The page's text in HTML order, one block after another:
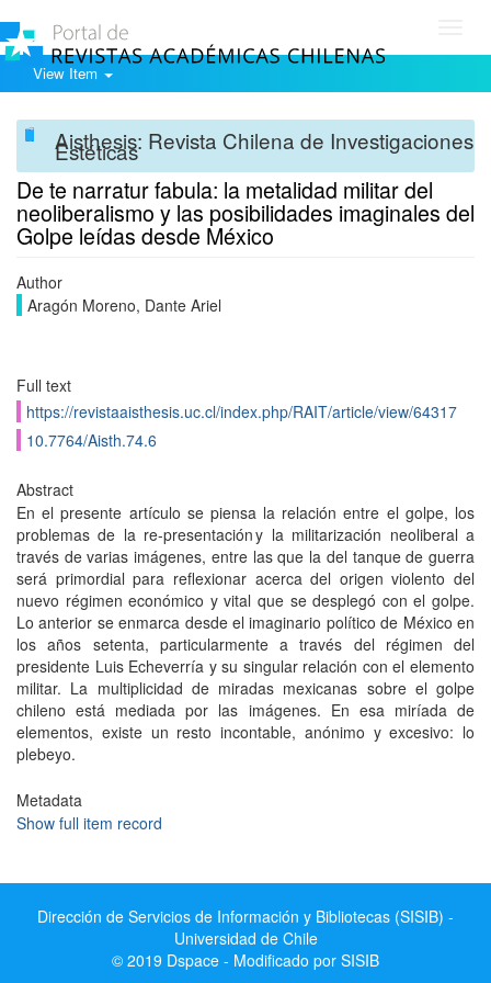
View Item
Aisthesis: Revista Chilena de Investigaciones
Estéticas
De te narratur fabula: la metalidad militar del
neoliberalismo y las posibilidades imaginales del
Golpe leídas desde México
Author
Aragón Moreno, Dante Ariel
Full text
https://revistaaisthesis.uc.cl/index.php/RAIT/article/view/64317
10.7764/Aisth.74.6
Abstract
En el presente artículo se piensa la relación entre el golpe, los
problemas de la re-presentación y la militarización neoliberal a
través de varias imágenes, entre las que la del tanque de guerra
será primordial para reflexionar acerca del origen violento del
nuevo régimen económico y vital que se desplegó con el golpe.
Lo anterior se enmarca desde el imaginario político de México en
los años setenta, particularmente a través del régimen del
presidente Luis Echeverría y su singular relación con el elemento
militar. La multiplicidad de miradas mexicanas sobre el golpe
chileno está mediada por las imágenes. En esa miríada de
elementos, existe un resto incontable, anónimo y excesivo: lo
plebeyo.
Metadata
Show full item record
Dirección de Servicios de Información y Bibliotecas (SISIB) -
Universidad de Chile
© 2019 Dspace - Modificado por SISIB